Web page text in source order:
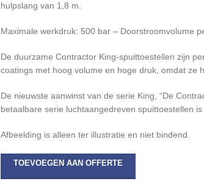
hulpslang van 1,8 m.
Maximale werkdruk: 500 bar – Doorstroomvolume
De duurzame Contractor King-spuittoestellen zijn
coatings met hoog volume en hoge druk, omdat ze
De nieuwste aanwinst van de serie King, “De
betaalbare serie luchtaangedreven spuittoestellen
Afbeelding is alleen ter illustratie en niet bindend.
TOEVOEGEN AAN OFFERTE